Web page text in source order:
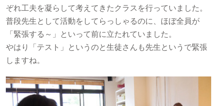
ぞれ工夫を凝らして考えてきたクラスを行っていました。
普段先生として活動をしてらっしゃるのに、ほぼ全員が
「緊張する～」といって前に立たれていました。
やはり「テスト」というのと生徒さんも先生というで緊張
しますね。